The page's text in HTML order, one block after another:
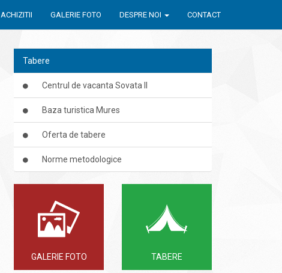
ACHIZITII GALERIE FOTO DESPRE NOI CONTACT
Tabere
Centrul de vacanta Sovata II
Baza turistica Mures
Oferta de tabere
Norme metodologice
GALERIE FOTO TABERE